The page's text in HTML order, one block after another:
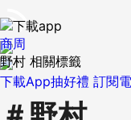
下載App抽好禮 訂閱
商周
野村 相關標籤